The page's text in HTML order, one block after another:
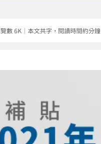
數 6K｜本文共字，閱讀時間約分鐘